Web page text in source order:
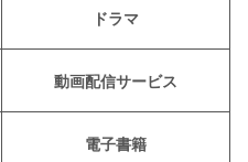
ドラマ
動画配信サービス
電子書籍